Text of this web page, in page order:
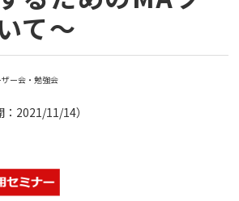
て～
ー会・勉強会
：2021/11/14）